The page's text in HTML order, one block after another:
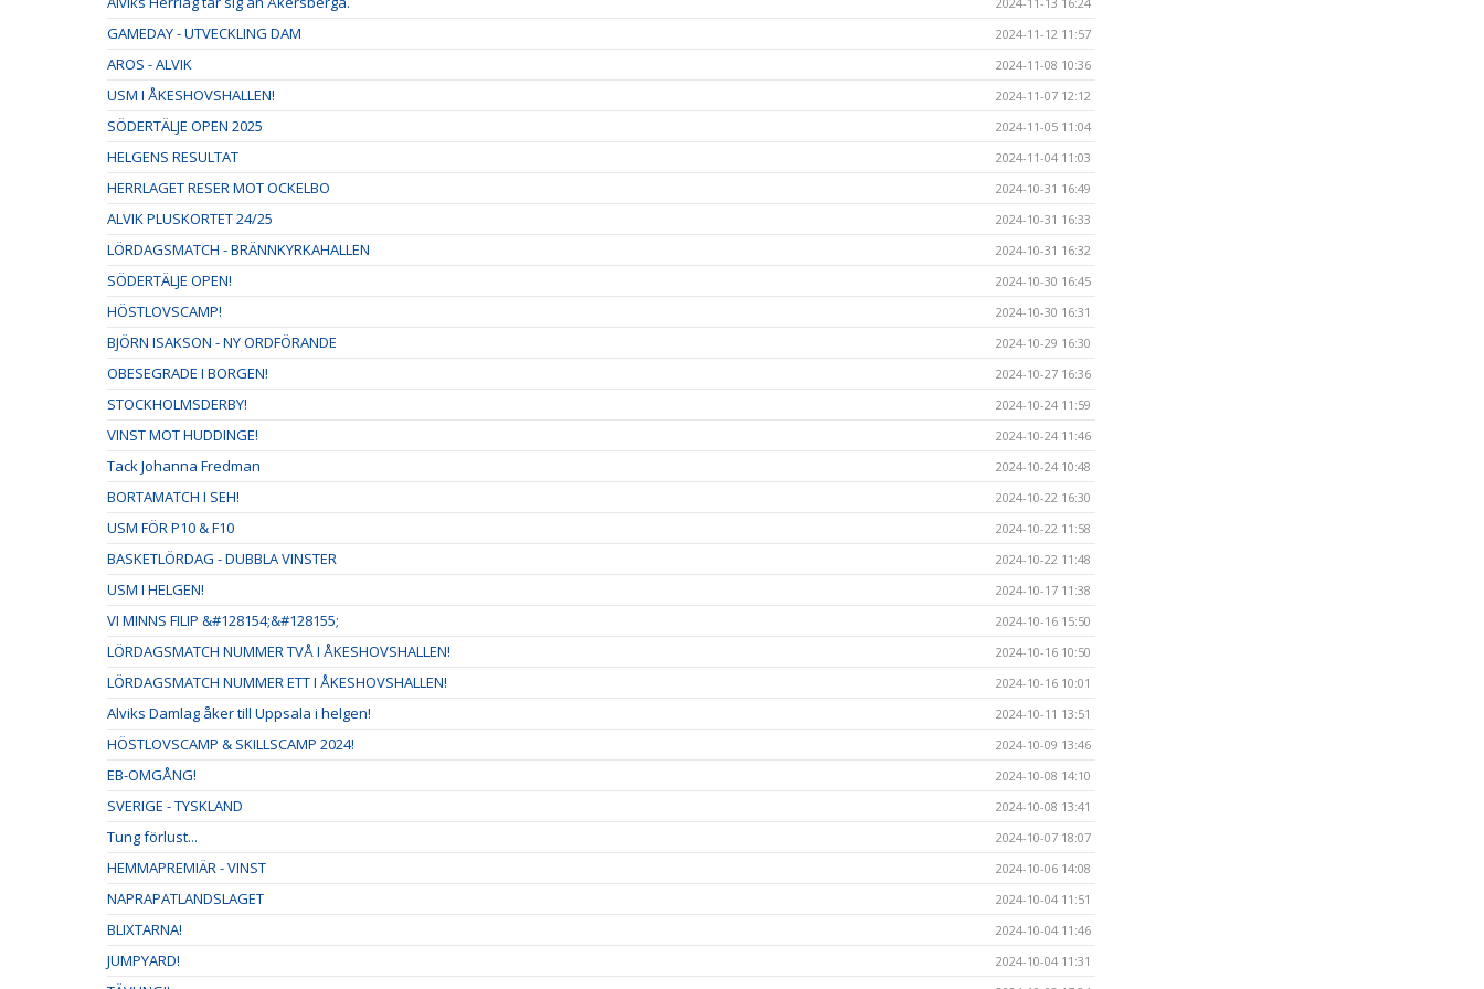
GAMEDAY - UTVECKLING DAM 2024-11-12 11:57
AROS - ALVIK 2024-11-08 10:36
USM I ÅKESHOVSHALLEN! 2024-11-07 12:12
SÖDERTÄLJE OPEN 2025 2024-11-05 11:04
HELGENS RESULTAT 2024-11-04 11:03
HERRLAGET RESER MOT OCKELBO 2024-10-31 16:49
ALVIK PLUSKORTET 24/25 2024-10-31 16:33
LÖRDAGSMATCH - BRÄNNKYRKAHALLEN 2024-10-31 16:32
SÖDERTÄLJE OPEN! 2024-10-30 16:45
HÖSTLOVSCAMP! 2024-10-30 16:31
BJÖRN ISAKSON - NY ORDFÖRANDE 2024-10-29 16:30
OBESEGRADE I BORGEN! 2024-10-27 16:36
STOCKHOLMSDERBY! 2024-10-24 11:59
VINST MOT HUDDINGE! 2024-10-24 11:46
Tack Johanna Fredman 2024-10-24 10:48
BORTAMATCH I SEH! 2024-10-22 16:30
USM FÖR P10 & F10 2024-10-22 11:58
BASKETLÖRDAG - DUBBLA VINSTER 2024-10-22 11:48
USM I HELGEN! 2024-10-17 11:38
VI MINNS FILIP &#128154;&#128155; 2024-10-16 15:50
LÖRDAGSMATCH NUMMER TVÅ I ÅKESHOVSHALLEN! 2024-10-16 10:50
LÖRDAGSMATCH NUMMER ETT I ÅKESHOVSHALLEN! 2024-10-16 10:01
Alviks Damlag åker till Uppsala i helgen! 2024-10-11 13:51
HÖSTLOVSCAMP & SKILLSCAMP 2024! 2024-10-09 13:46
EB-OMGÅNG! 2024-10-08 14:10
SVERIGE - TYSKLAND 2024-10-08 13:41
Tung förlust... 2024-10-07 18:07
HEMMAPREMIÄR - VINST 2024-10-06 14:08
NAPRAPATLANDSLAGET 2024-10-04 11:51
BLIXTARNA! 2024-10-04 11:46
JUMPYARD! 2024-10-04 11:31